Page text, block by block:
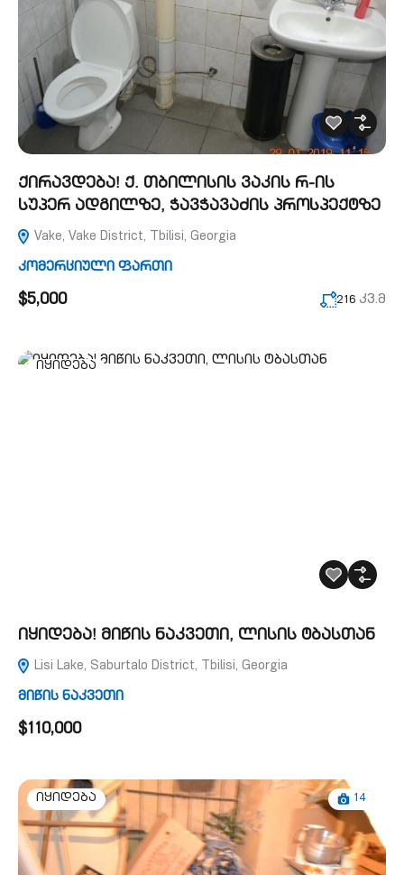
ქირავდება! ქ. თბილისის ვაკის რ-ის
სუპერ ადგილზე, ჭავჭავაძის პროსპექტზე
Vake, Vake District, Tbilisi, Georgia
კომერციული ფართი
$5,000 216 კვ.მ
იყიდება
იყიდება! მიწის ნაკვეთი, ლისის ტბასთან
Lisi Lake, Saburtalo District, Tbilisi, Georgia
მიწის ნაკვეთი
$110,000
იყიდება 14